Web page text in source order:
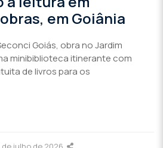
em Goiânia
Goiás, obra no Jardim
minibiblioteca itinerante com
de livros para os